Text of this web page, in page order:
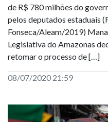
de R$ 780 milhões do
pelos deputados estaduais
Fonseca/Aleam/2019)
Legislativa do Amazonas
retomar o processo de […]
08/07/2020 21:59